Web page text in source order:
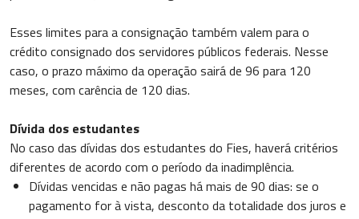
Esses limites para a consignação também valem para o
crédito consignado dos servidores públicos federais. Nesse
caso, o prazo máximo da operação sairá de 96 para 120
meses, com carência de 120 dias.
Dívida dos estudantes
No caso das dívidas dos estudantes do Fies, haverá critérios
diferentes de acordo com o período da inadimplência.
Dívidas vencidas e não pagas há mais de 90 dias: se o
pagamento for à vista, desconto da totalidade dos juros e